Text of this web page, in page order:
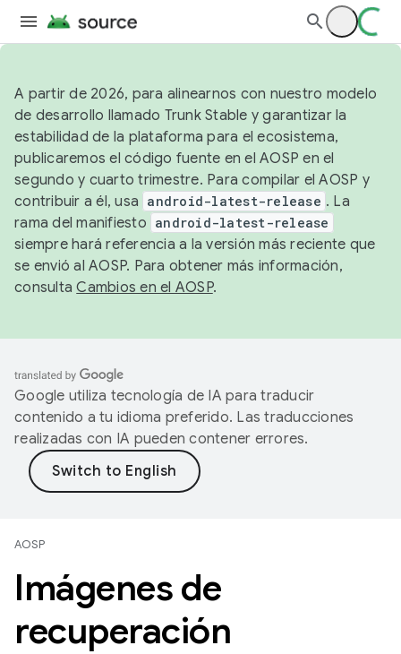
A partir de 2026, para alinearnos con nuestro modelo
de desarrollo llamado Trunk Stable y garantizar la
estabilidad de la plataforma para el ecosistema,
publicaremos el código fuente en el AOSP en el
segundo y cuarto trimestre. Para compilar el AOSP y
contribuir a él, usa android-latest-release . La
rama del manifiesto android-latest-release
siempre hará referencia a la versión más reciente que
se envió al AOSP. Para obtener más información,
consultaCambios en el AOSP.
Google utiliza tecnología de IA para traducir
contenido a tu idioma preferido. Las traducciones
realizadas con IA pueden contener errores.
AOSP
Imágenes de
recuperación